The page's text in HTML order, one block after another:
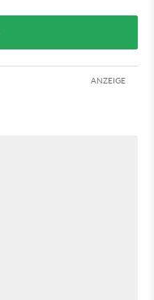
ANZEIGE